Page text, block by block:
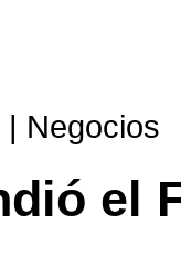
Negocios
el